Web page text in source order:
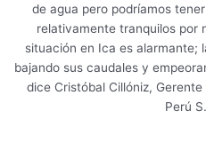
de agua pero podríamos
relativamente tranquilos por
situación en Ica es alarmante;
bajando sus caudales y
dice Cristóbal Cillóniz,
Perú